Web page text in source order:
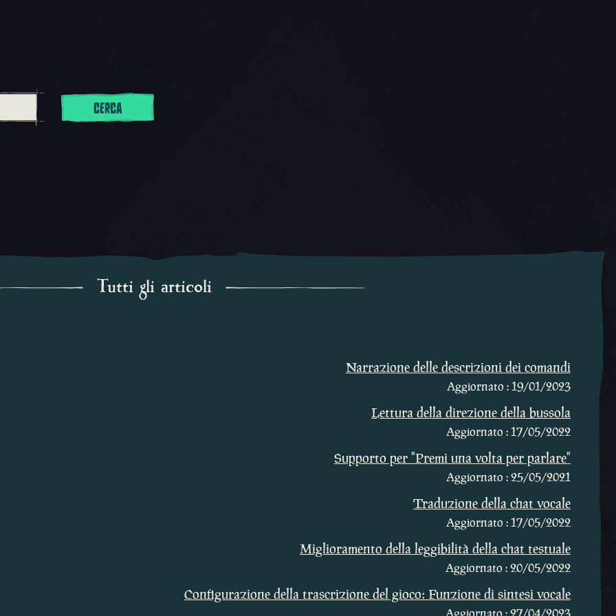
CERCA
Tutti gli articoli
Narrazione delle descrizioni dei comandi
Aggiornato : 19/01/2023
Lettura della direzione della bussola
Aggiornato : 17/05/2022
Supporto per "Premi una volta per parlare"
Aggiornato : 25/05/2021
Traduzione della chat vocale
Aggiornato : 17/05/2022
Miglioramento della leggibilità della chat testuale
Aggiornato : 20/05/2022
Configurazione della trascrizione del gioco: Funzione di sintesi vocale